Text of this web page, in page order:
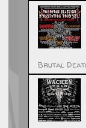
Brutal